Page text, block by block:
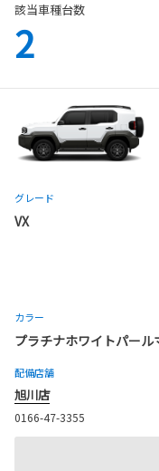
該当車種台数
2
グレード
VX
カラー
プラチナホワイトパール
配備店舗
旭川店
0166-47-3355